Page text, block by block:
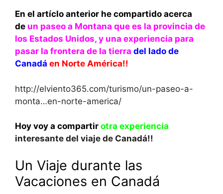
En el artíclo anterior he compartido acerca
de un paseo a Montana que es la provincia de
los Estados Unidos, y una experiencia para
pasar la frontera de la tierra del lado de
Canadá en Norte América!!
http://elviento365.com/turismo/un-paseo-a-
monta…en-norte-america/
Hoy voy a compartir otra experiencia
interesante del viaje de Canadá!!
Un Viaje durante las
Vacaciones en Canadá